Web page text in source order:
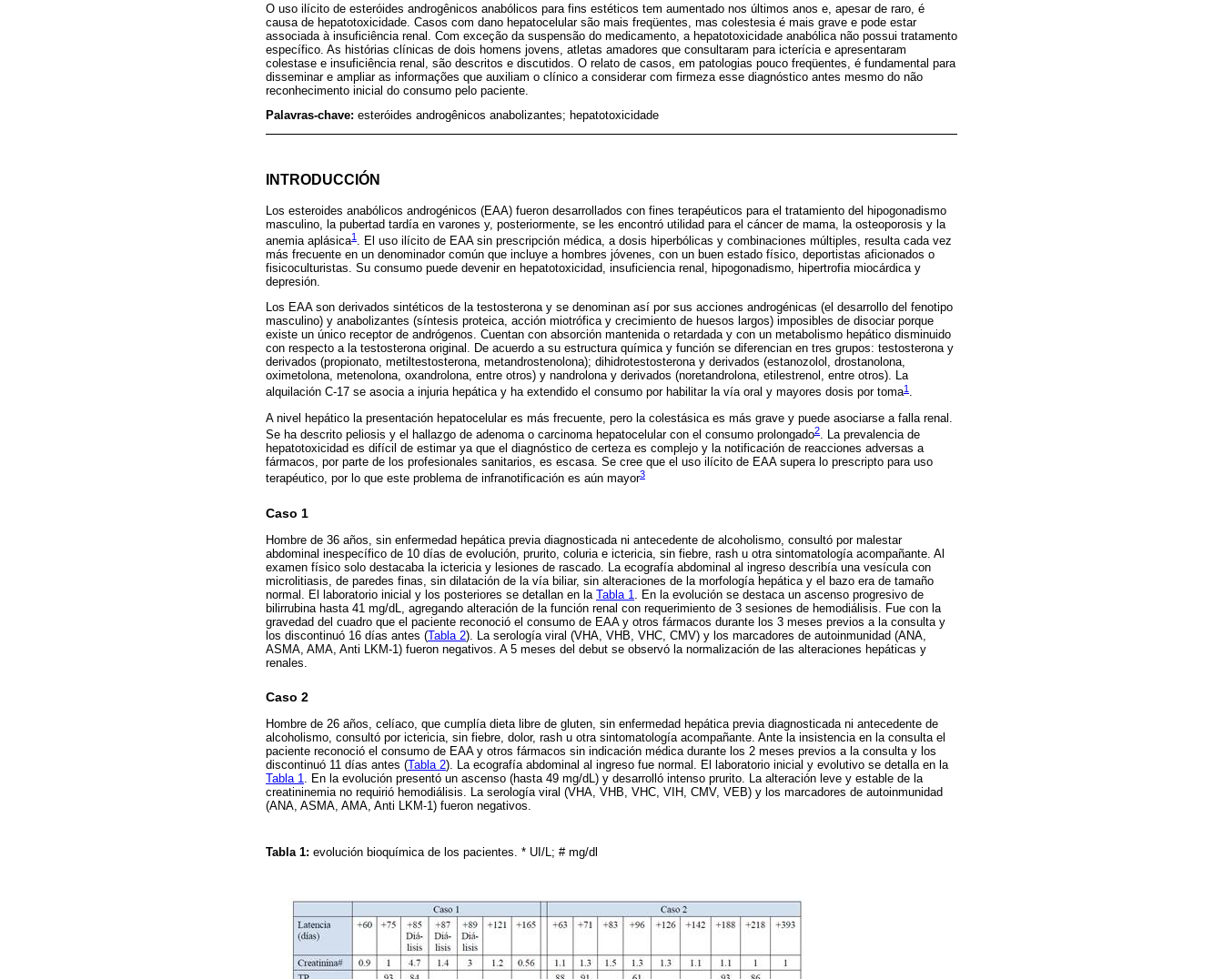
O uso ilícito de esteróides androgênicos anabólicos para fins estéticos tem aumentado nos últimos anos e, apesar de raro, é
causa de hepatotoxicidade. Casos com dano hepatocelular são mais freqüentes, mas colestesia é mais grave e pode estar
associada à insuficiência renal. Com exceção da suspensão do medicamento, a hepatotoxicidade anabólica não possui tratamento
específico. As histórias clínicas de dois homens jovens, atletas amadores que consultaram para icterícia e apresentaram
colestase e insuficiência renal, são descritos e discutidos. O relato de casos, em patologias pouco freqüentes, é fundamental para
disseminar e ampliar as informações que auxiliam o clínico a considerar com firmeza esse diagnóstico antes mesmo do não
reconhecimento inicial do consumo pelo paciente.
Palavras-chave: esteróides androgênicos anabolizantes; hepatotoxicidade
INTRODUCCIÓN
Los esteroides anabólicos androgénicos (EAA) fueron desarrollados con fines terapéuticos para el tratamiento del hipogonadismo
masculino, la pubertad tardía en varones y, posteriormente, se les encontró utilidad para el cáncer de mama, la osteoporosis y la
anemia aplásica1
. El uso ilícito de EAA sin prescripción médica, a dosis hiperbólicas y combinaciones múltiples, resulta cada vez
más frecuente en un denominador común que incluye a hombres jóvenes, con un buen estado físico, deportistas aficionados o
fisicoculturistas. Su consumo puede devenir en hepatotoxicidad, insuficiencia renal, hipogonadismo, hipertrofia miocárdica y
depresión.
Los EAA son derivados sintéticos de la testosterona y se denominan así por sus acciones androgénicas (el desarrollo del fenotipo
masculino) y anabolizantes (síntesis proteica, acción miotrófica y crecimiento de huesos largos) imposibles de disociar porque
existe un único receptor de andrógenos. Cuentan con absorción mantenida o retardada y con un metabolismo hepático disminuido
con respecto a la testosterona original. De acuerdo a su estructura química y función se diferencian en tres grupos: testosterona y
derivados (propionato, metiltestosterona, metandrostenolona); dihidrotestosterona y derivados (estanozolol, drostanolona,
oximetolona, metenolona, oxandrolona, entre otros) y nandrolona y derivados (noretandrolona, etilestrenol, entre otros). La
alquilación C-17 se asocia a injuria hepática y ha extendido el consumo por habilitar la vía oral y mayores dosis por toma1 .
A nivel hepático la presentación hepatocelular es más frecuente, pero la colestásica es más grave y puede asociarse a falla renal.
Se ha descrito peliosis y el hallazgo de adenoma o carcinoma hepatocelular con el consumo prolongado2. La prevalencia de
hepatotoxicidad es difícil de estimar ya que el diagnóstico de certeza es complejo y la notificación de reacciones adversas a
fármacos, por parte de los profesionales sanitarios, es escasa. Se cree que el uso ilícito de EAA supera lo prescripto para uso
terapéutico, por lo que este problema de infranotificación es aún mayor3
Caso 1
Hombre de 36 años, sin enfermedad hepática previa diagnosticada ni antecedente de alcoholismo, consultó por malestar
abdominal inespecífico de 10 días de evolución, prurito, coluria e ictericia, sin fiebre, rash u otra sintomatología acompañante. Al
examen físico solo destacaba la ictericia y lesiones de rascado. La ecografía abdominal al ingreso describía una vesícula con
microlitiasis, de paredes finas, sin dilatación de la vía biliar, sin alteraciones de la morfología hepática y el bazo era de tamaño
normal. El laboratorio inicial y los posteriores se detallan en la Tabla 1
. En la evolución se destaca un ascenso progresivo de
bilirrubina hasta 41 mg/dL, agregando alteración de la función renal con requerimiento de 3 sesiones de hemodiálisis. Fue con la
gravedad del cuadro que el paciente reconoció el consumo de EAA y otros fármacos durante los 3 meses previos a la consulta y
los discontinuó 16 días antes (Tabla 2). La serología viral (VHA, VHB, VHC, CMV) y los marcadores de autoinmunidad (ANA,
ASMA, AMA, Anti LKM-1) fueron negativos. A 5 meses del debut se observó la normalización de las alteraciones hepáticas y
renales.
Caso 2
Hombre de 26 años, celíaco, que cumplía dieta libre de gluten, sin enfermedad hepática previa diagnosticada ni antecedente de
alcoholismo, consultó por ictericia, sin fiebre, dolor, rash u otra sintomatología acompañante. Ante la insistencia en la consulta el
paciente reconoció el consumo de EAA y otros fármacos sin indicación médica durante los 2 meses previos a la consulta y los
discontinuó 11 días antes (Tabla 2). La ecografía abdominal al ingreso fue normal. El laboratorio inicial y evolutivo se detalla en la
Tabla 1
. En la evolución presentó un ascenso (hasta 49 mg/dL) y desarrolló intenso prurito. La alteración leve y estable de la
creatininemia no requirió hemodiálisis. La serología viral (VHA, VHB, VHC, VIH, CMV, VEB) y los marcadores de autoinmunidad
(ANA, ASMA, AMA, Anti LKM-1) fueron negativos.
Tabla 1: evolución bioquímica de los pacientes. * UI/L; # mg/dl